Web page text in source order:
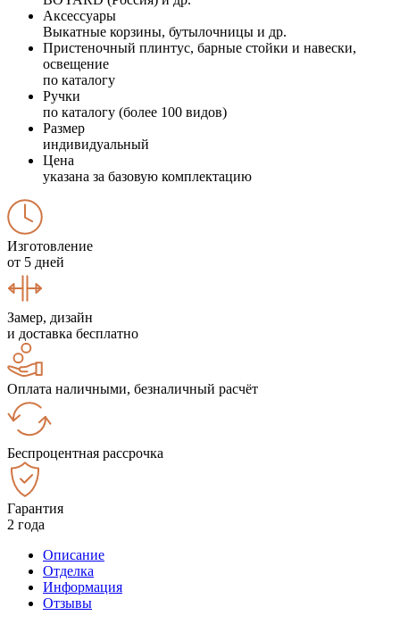
Аксессуары
Выкатные корзины, бутылочницы и др.
Пристеночный плинтус, барные стойки и навески,
освещение
по каталогу
Ручки
по каталогу (более 100 видов)
Размер
индивидуальный
Цена
указана за базовую комплектацию
Изготовление
от 5 дней
Замер, дизайн
и доставка бесплатно
Оплата наличными, безналичный расчёт
Беспроцентная рассрочка
Гарантия
2 года
Описание
Отделка
Информация
Отзывы